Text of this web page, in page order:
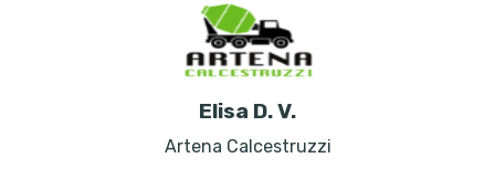
Elisa D. V.
Artena Calcestruzzi